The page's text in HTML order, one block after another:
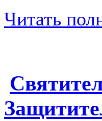
Читать